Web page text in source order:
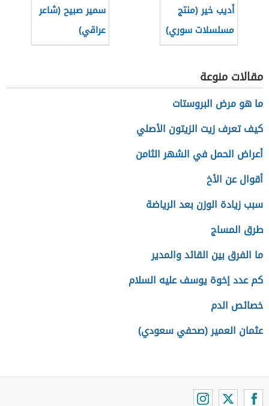
أديب خير (منتج
مسلسلات سوري)
سمير صبيح (شاعر
عراقي)
مقالات منوعة
ما هو مرض البروستات
كيف تعرف زيت الزيتون الأصلي
أعراض الحمل في الشهر الثامن
أقوال عن الأخ
سبب زيادة الوزن بعد الرياضة
طرق المساج
ما الفرق بين القائد والمدير
كم عدد إخوة يوسف عليه السلام
خصائص الدم
عثمان العمير (صحفي سعودي)